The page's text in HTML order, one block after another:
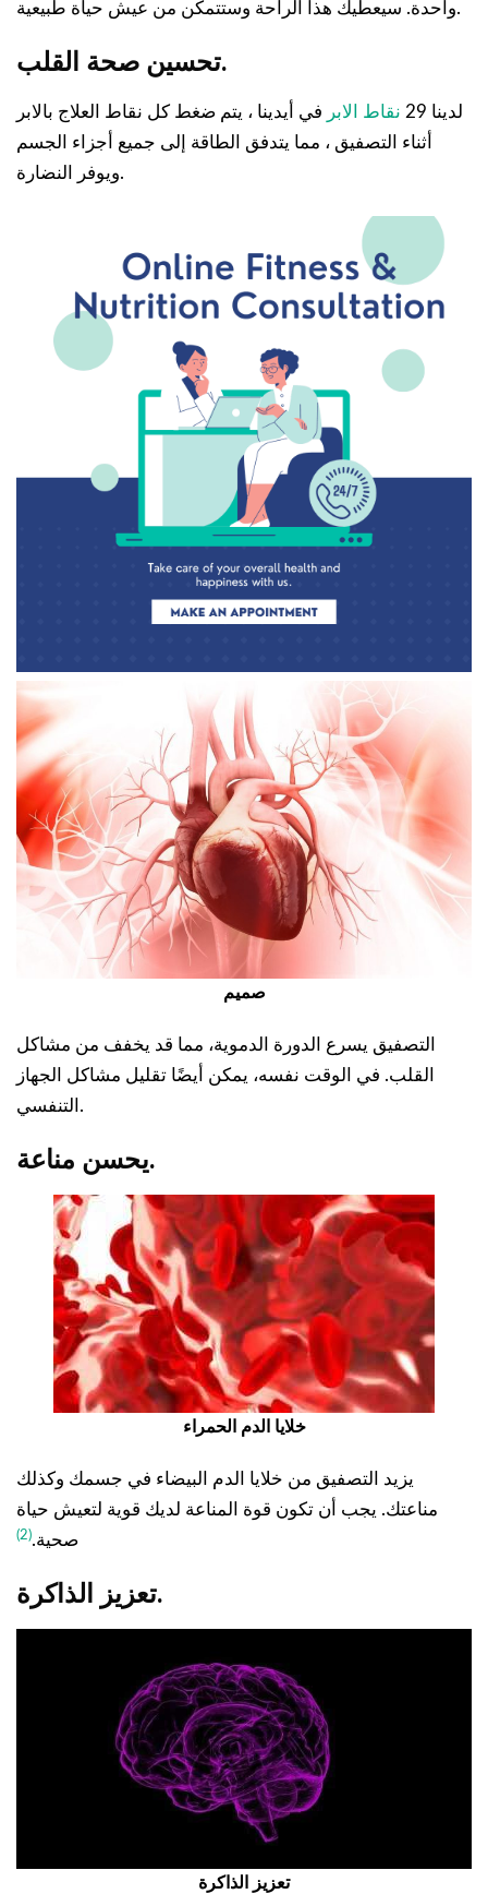
واحدة. سيعطيك هذا الراحة وستتمكن من عيش حياة طبيعية.
تحسين صحة القلب.
لدينا 29 نقاط الابر في أيدينا ، يتم ضغط كل نقاط العلاج بالابر
أثناء التصفيق ، مما يتدفق الطاقة إلى جميع أجزاء الجسم
ويوفر النضارة.
صميم
التصفيق يسرع الدورة الدموية، مما قد يخفف من مشاكل
القلب. في الوقت نفسه، يمكن أيضًا تقليل مشاكل الجهاز
التنفسي.
يحسن مناعة .
خلايا الدم الحمراء
يزيد التصفيق من خلايا الدم البيضاء في جسمك وكذلك
مناعتك. يجب أن تكون قوة المناعة لديك قوية لتعيش حياة
صحية.(2)
تعزيز الذاكرة.
تعزيز الذاكرة